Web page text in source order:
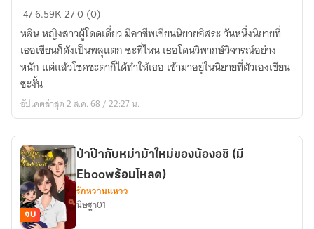
ข้า
มี
นาม
ว่า
หลิน
หลิน
(มี
book)
476.59K270 (0)
หลิน หญิงสาวผู้โดดเดี่ยว มีอาชีพเขียนนิยายอิสระ วันหนึ่งนิยายที่
เธอเขียนก็ดังเป็นพลุแตก ซะที่ไหน เธอโดนวิพากษ์วิจารณ์อย่าง
หนัก แต่แล้วโชคชะตาก็ได้ทำให้เธอ เข้ามาอยู่ในนิยายที่ตัวเองเขียน
ซะงั้น
อัปเดตล่าสุด 2 ส.ค. 68 / 22:27 น.
จบ
ป่าป๊ากับหม่าม้าใหม่ของน้องอชิ (มี
Ebooพร้อมโหลด)
รักหวานแหวว
นิษฐา01